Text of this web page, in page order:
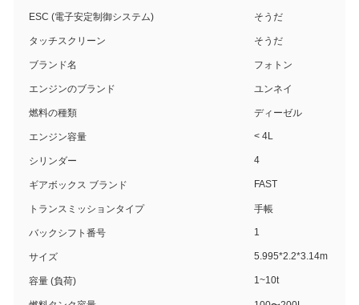
ESC (電子安定制御システム) そうだ
タッチスクリーン そうだ
ブランド名 フォトン
エンジンのブランド ユンネイ
燃料の種類 ディーゼル
エンジン容量 < 4L
シリンダー 4
ギアボックス ブランド FAST
トランスミッションタイプ 手帳
バックシフト番号 1
サイズ 5.995*2.2*3.14m
容量 (負荷) 1~10t